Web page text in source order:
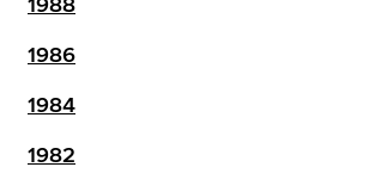
1986
1984
1982